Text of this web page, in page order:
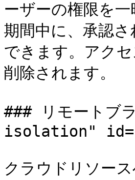
ーザーの権限を
期間中に、承認
できます。アク
削除されます。
### リモート
isolation"
クラウドリソー